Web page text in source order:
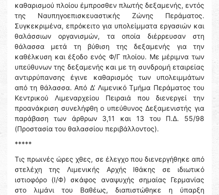
καθαρισμού πλοίου έμπροσθεν πλωτής δεξαμενής, εντός
της Ναυπηγοεπισκευαστικής Ζώνης Περάματος.
Συγκεκριμένα, επρόκειτο για υπολείμματα εργασιών και
θαλάσσιων οργανισμών, τα οποία διέρρευσαν στη
θάλασσα μετά τη βύθιση της δεξαμενής για την
καθέλκυση και έξοδο ενός Φ/Γ πλοίου. Με μέριμνα των
υπεύθυνων της δεξαμενής και με τη συνδρομή εταιρείας
αντιρρύπανσης έγινε καθαρισμός των υπολειμμάτων
από τη θάλασσα. Από Δ’ Λιμενικό Τμήμα Περάματος του
Κεντρικού Λιμεναρχείου Πειραιά που διενεργεί την
προανάκριση συνελήφθη ο υπεύθυνος Δεξαμενιστής για
παράβαση των άρθρων 3,11 και 13 του Π.Δ. 55/98
(Προστασία του θαλασσίου περιβάλλοντος).
*****
Τις πρωινές ώρες χθες, σε έλεγχο που διενεργήθηκε από
στελέχη της Λιμενικής Αρχής Ιθάκης σε ιδιωτικό
ιστιοφόρο (Ι/Φ) σκάφος αναψυχής σημαίας Γερμανίας
στο λιμάνι του Βαθέως, διαπιστώθηκε η ύπαρξη